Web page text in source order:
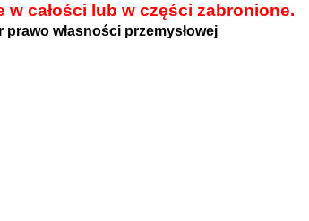
w całości lub w części zabronione.
prawo własności przemysłowej